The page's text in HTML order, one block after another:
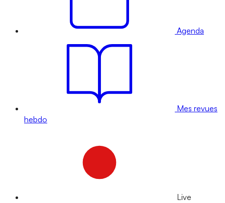
Agenda
Mes revues
hebdo
Live